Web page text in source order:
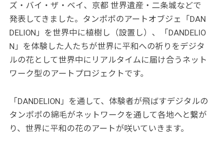
ズ・バイ・ザ・ベイ、京都 世界遺産・二条城などで
発表してきました。タンポポのアートオブジェ「DAN
DELION」を世界中に植樹し（設置し）、「DANDELIO
N」を体験した人たちが世界に平和への祈りをデジタ
ルの花として世界中にリアルタイムに届け合うネット
ワーク型のアートプロジェクトです。
「DANDELION」を通して、体験者が飛ばすデジタルの
タンポポの綿毛がネットワークを通して各地へと繋が
り、世界に平和の花のアートが咲いていきます。